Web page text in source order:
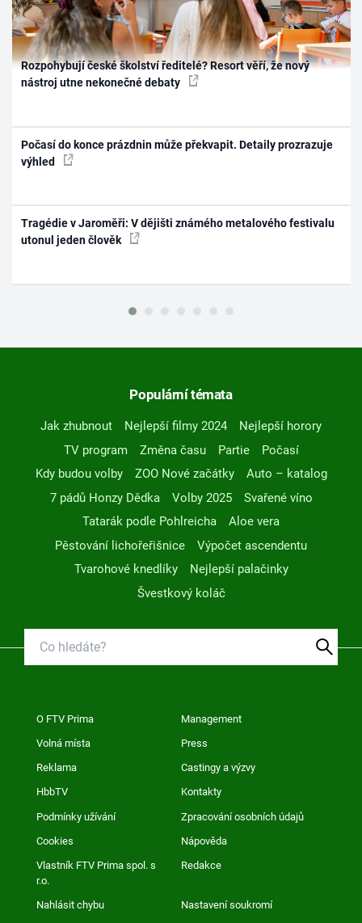
Rozpohybují české školství ředitelé? Resort věří, že nový
nástroj utne nekonečné debaty
Počasí do konce prázdnin může překvapit. Detaily prozrazuje
výhled
Tragédie v Jaroměři: V dějišti známého metalového festivalu
utonul jeden člověk
Populární témata
Jak zhubnout Nejlepší filmy 2024
Nejlepší horory
TV program
Změna času Partie
Počasí
Kdy budou volby
ZOO Nové začátky
Auto – katalog
7 pádů Honzy Dědka
Volby 2025
Svařené víno
Tatarák podle Pohlreicha
Aloe vera
Pěstování lichořeřišnice
Výpočet ascendentu
Tvarohové knedlíky
Nejlepší palačinky
Švestkový koláč
O FTV Prima Management
Volná místa Press
Reklama Castingy a výzvy
HbbTV Kontakty
Podmínky užívání Zpracování osobních údajů
Cookies Nápověda
Vlastník FTV Prima spol. s
r.o.
Redakce
Nahlásit chybu Nastavení soukromí